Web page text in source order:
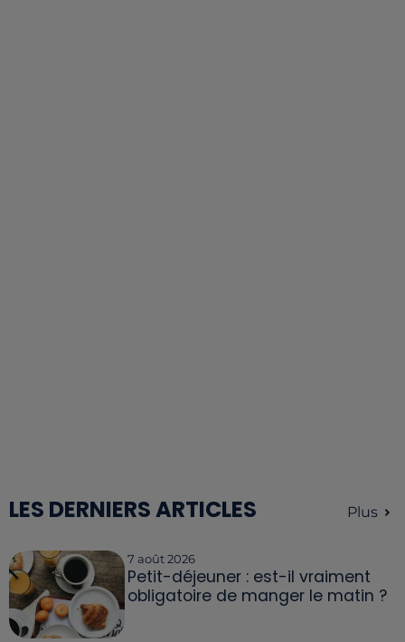
LES DERNIERS ARTICLES Plus
7 août 2026
Petit-déjeuner : est-il vraiment
obligatoire de manger le matin ?